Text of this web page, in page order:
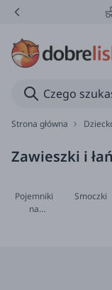
Strona główna
Zawieszki i
Pojemniki
na
Smoczki